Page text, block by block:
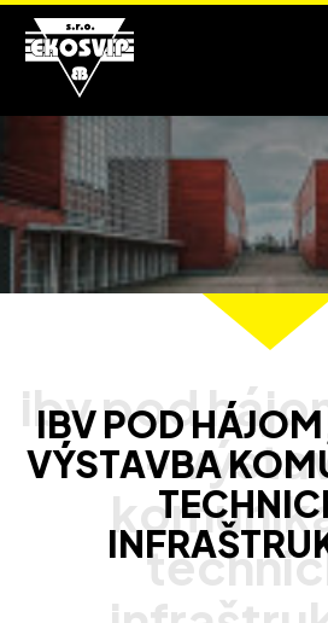
IBV POD
VÝSTAVBA